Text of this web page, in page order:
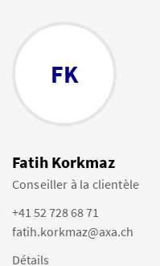
FK
Fatih Korkmaz
Conseiller à la clientèle
+41 52 728 68 71
fatih.korkmaz@axa.ch
Détails